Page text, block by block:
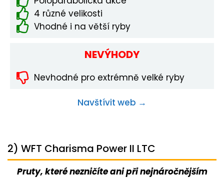
4 různé velikosti
Vhodné i na větší ryby
NEVÝHODY
Nevhodné pro extrémně velké ryby
Navštívit web →
2) WFT Charisma Power II LTC
Pruty, které nezničíte ani při nejnáročnějším